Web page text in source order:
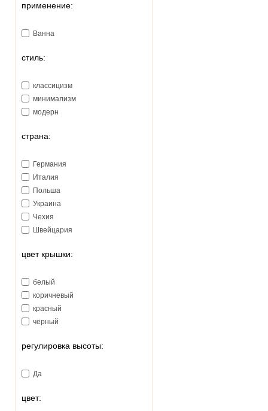
применение:
Ванна
стиль:
классицизм
минимализм
модерн
страна:
Германия
Италия
Польша
Украина
Чехия
Швейцария
цвет крышки:
белый
коричневый
красный
чёрный
регулировка высоты:
Да
цвет: